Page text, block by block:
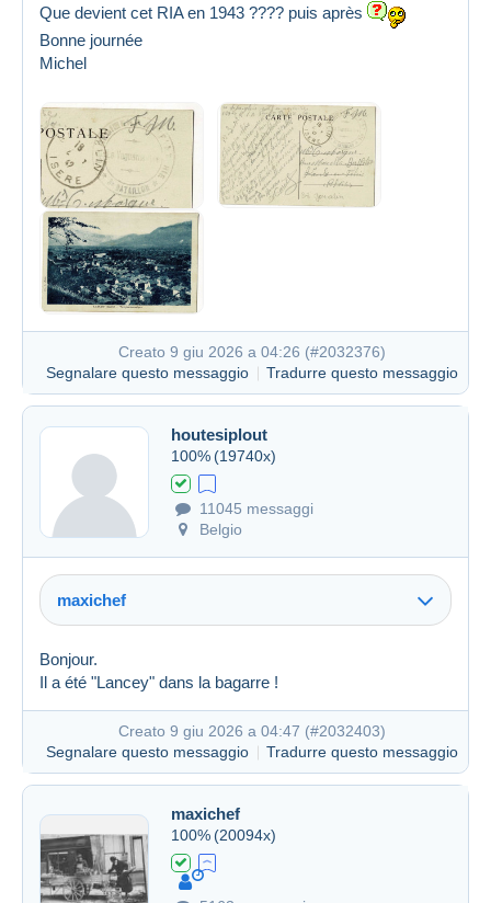
Creato 7 giu 2026 a 08:41 #2032016
Que devient cet RIA en 1943 ???? puis après
Bonne journée
Michel
Creato 9 giu 2026 a 04:26 (#2032376)
Segnalare questo messaggio
Tradurre questo messaggio
houtesiplout
100% (19740x)
11045 messaggi
Belgio
maxichef
Bonjour.
Il a été "Lancey" dans la bagarre !
Creato 9 giu 2026 a 04:47 (#2032403)
Segnalare questo messaggio
Tradurre questo messaggio
maxichef
100% (20094x)